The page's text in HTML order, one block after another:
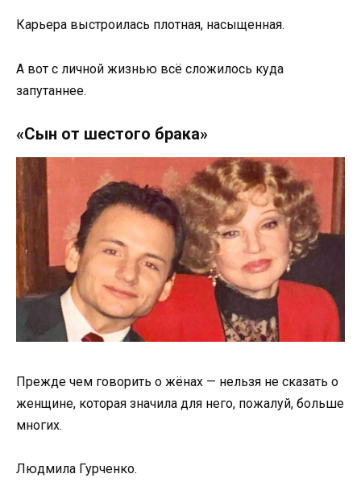
Карьера выстроилась плотная, насыщенная.
А вот с личной жизнью всё сложилось куда
запутаннее.
«Сын от шестого брака»
Прежде чем говорить о жёнах — нельзя не сказать о
женщине, которая значила для него, пожалуй, больше
многих.
Людмила Гурченко.